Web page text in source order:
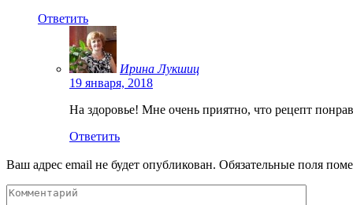
Ответить
Ирина Лукшиц
19 января, 2018
На здоровье! Мне очень приятно, что рецепт
Ответить
Ваш адрес email не будет опубликован. Обязательные поля
Комментарий